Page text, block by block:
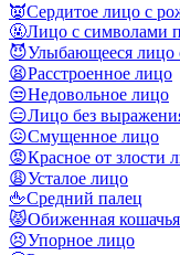
👿Сердитое лицо с
🤬Лицо с символами
😈Улыбающееся лицо
😫Расстроенное лицо
😒Недовольное лицо
😑Лицо без
😖Смущенное лицо
😡Красное от злости
😩Усталое лицо
🖕Средний палец
😾Обиженная
😣Упорное лицо